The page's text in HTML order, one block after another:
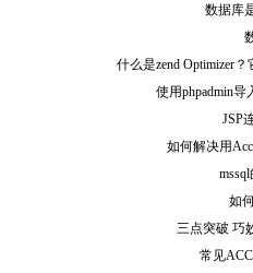
数据库
什么是zend Optimizer
使用phpadmin
JSP
如何解决用
如
三点突破 巧
常见